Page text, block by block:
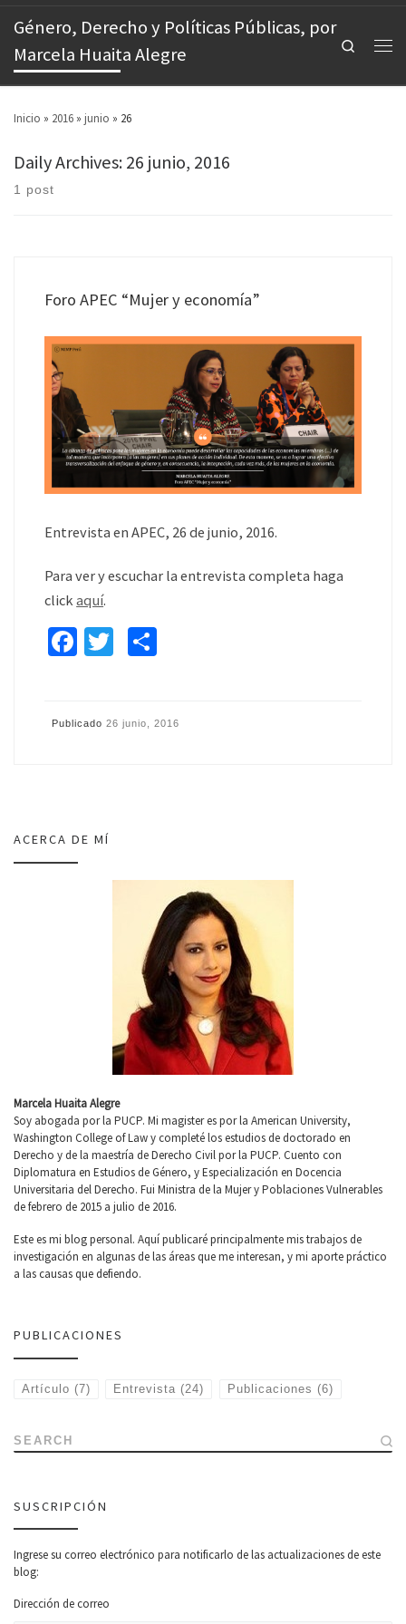
Género, Derecho y Políticas Públicas, por
Marcela Huaita Alegre
Search
Inicio » 2016 » junio » 26
Daily Archives:26 junio, 2016
1 post
Foro APEC “Mujer y economía”
Entrevista en APEC, 26 de junio, 2016.
Para ver y escuchar la entrevista completa haga
clickaquí.
Fa
o
T
er p
Publicado26 junio, 2016
ACERCA DE MÍ
Marcela Huaita Alegre
Soy abogada por la PUCP. Mi magister es por la American University,
Washington College of Law y completé los estudios de doctorado en
Derecho y de la maestría de Derecho Civil por la PUCP. Cuento con
Diplomatura en Estudios de Género, y Especialización en Docencia
Universitaria del Derecho. Fui Ministra de la Mujer y Poblaciones Vulnerables
de febrero de 2015 a julio de 2016.
Este es mi blog personal. Aquí publicaré principalmente mis trabajos de
investigación en algunas de las áreas que me interesan, y mi aporte práctico
a las causas que defiendo.
PUBLICACIONES
Artículo (7) Entrevista (24) Publicaciones (6)
SEARCH
SUSCRIPCIÓN
Ingrese su correo electrónico para notificarlo de las actualizaciones de este
blog:
Dirección de correo